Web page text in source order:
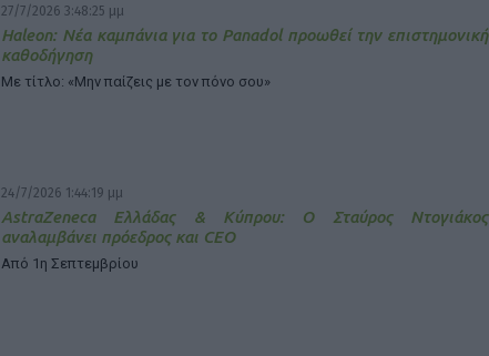
27/7/2026 3:48:25 μμ
Haleon: Νέα καμπάνια για το Panadol προωθεί την επιστημονική
καθοδήγηση
Με τίτλο: «Μην παίζεις με τον πόνο σου»
24/7/2026 1:44:19 μμ
AstraZeneca Ελλάδας & Κύπρου: Ο Σταύρος Ντογιάκος
αναλαμβάνει πρόεδρος και CEO
Από 1η Σεπτεμβρίου